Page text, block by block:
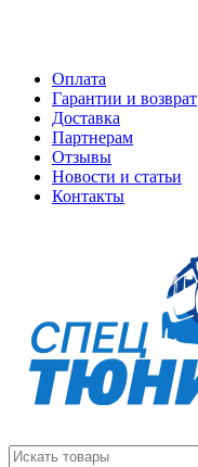
Оплата
Гарантии и возврат
Доставка
Партнерам
Отзывы
Новости и статьи
Контакты